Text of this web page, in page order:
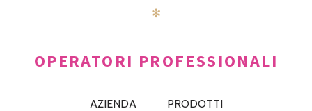
✻
OPERATORI PROFESSIONALI
AZIENDA
PRODOTTI